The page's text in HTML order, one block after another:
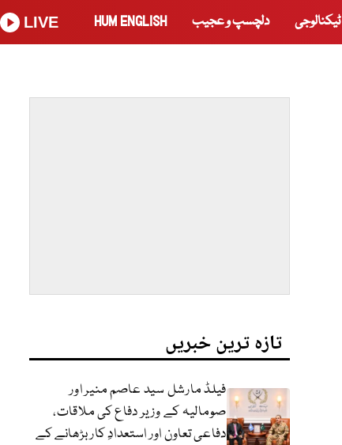
ٹیکنالوجی دلچسپ و عجیب HUM ENGLISH
LIVE
تازہ ترین خبریں
فیلڈ مارشل سید عاصم منیر اور
صومالیہ کے وزیر دفاع کی ملاقات،
دفاعی تعاون اور استعدادِ کار بڑھانے کے